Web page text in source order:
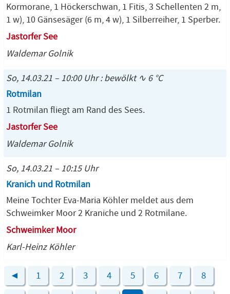
Kormorane, 1 Höckerschwan, 1 Fitis, 3 Schellenten 2 m,
1 w), 10 Gänsesäger (6 m, 4 w), 1 Silberreiher, 1 Sperber.
Jastorfer See
Waldemar Golnik
So, 14.03.21 – 10:00 Uhr : bewölkt ∿ 6 °C
Rotmilan
1 Rotmilan fliegt am Rand des Sees.
Jastorfer See
Waldemar Golnik
So, 14.03.21 – 10:15 Uhr
Kranich und Rotmilan
Meine Tochter Eva-Maria Köhler meldet aus dem
Schweimker Moor 2 Kraniche und 2 Rotmilane.
Schweimker Moor
Karl-Heinz Köhler
◄ 1 2 3 4 5 6 7 8